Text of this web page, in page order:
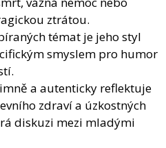
ztrátou.
témat je jeho styl
smyslem pro humor
a autenticky reflektuje
zdraví a úzkostných
diskuzi mezi mladými